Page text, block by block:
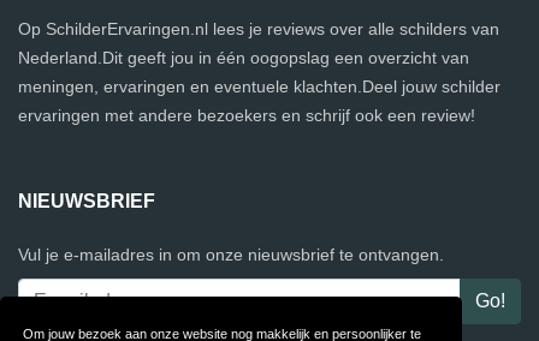
Om jouw bezoek aan onze website nog makkelijk en persoonlijker te
Op SchilderErvaringen.nl lees je reviews over alle schilders van
Nederland.Dit geeft jou in één oogopslag een overzicht van
meningen, ervaringen en eventuele klachten.Deel jouw schilder
ervaringen met andere bezoekers en schrijf ook een review!
NIEUWSBRIEF
Vul je e-mailadres in om onze nieuwsbrief te ontvangen.